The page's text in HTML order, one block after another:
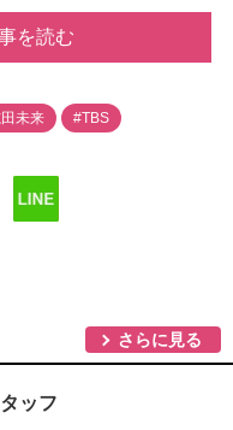
を読む
未来 #TBS
さらに見る
ッフ